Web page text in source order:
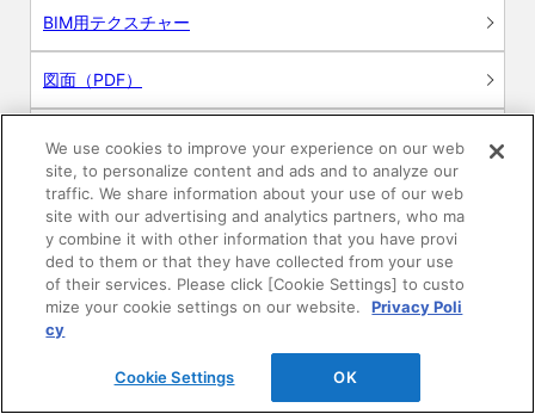
BIM用テクスチャー
図面（PDF）
施工・取扱説明書
動画
シミュレーションツール
24時間換気システム〈エアスマート〉
簡易設計見積ソフト
We use cookies to improve your experience on our web
site, to personalize content and ads and to analyze our
traffic. We share information about your use of our web
site with our advertising and analytics partners, who ma
y combine it with other information that you have provi
ded to them or that they have collected from your use
of their services. Please click [Cookie Settings] to custo
mize your cookie settings on our website.
Privacy Poli
cy
Cookie Settings OK